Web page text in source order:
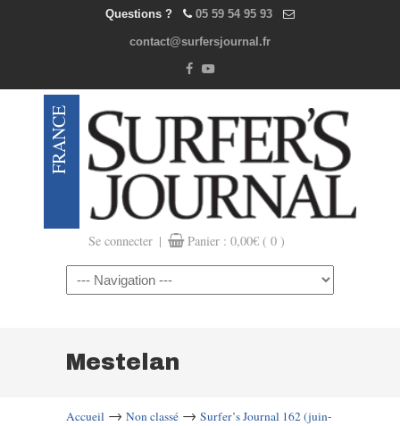
Questions ? 05 59 54 95 93
contact@surfersjournal.fr
Se connecter | Panier : 0,00€ ( 0 )
Navigation
Mestelan
Accueil → Non classé → Surfer’s Journal 162 (juin-